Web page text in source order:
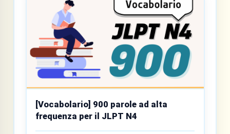
[Vocabolario] 900 parole ad alta
frequenza per il JLPT N4